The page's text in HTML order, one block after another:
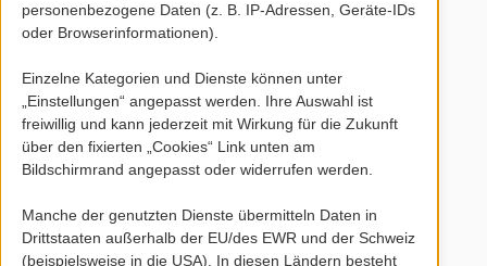
Dein direkter Kontakt
Telefon: 01 51 / 23 43 03 89
E-Mail: wohin@richtungs-coaching.de
Mehr Details und Vernetzung?
personenbezogene Daten (z. B. IP-Adressen, Geräte-IDs
oder Browserinformationen).
Einzelne Kategorien und Dienste können unter
„Einstellungen“ angepasst werden. Ihre Auswahl ist
freiwillig und kann jederzeit mit Wirkung für die Zukunft
über den fixierten „Cookies“ Link unten am
Bildschirmrand angepasst oder widerrufen werden.
Manche der genutzten Dienste übermitteln Daten in
Drittstaaten außerhalb der EU/des EWR und der Schweiz
(beispielsweise in die USA). In diesen Ländern besteht